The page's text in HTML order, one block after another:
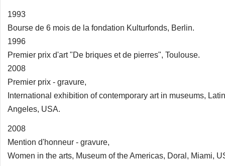
1993
Bourse de 6 mois de la fondation Kulturfonds, Berlin.
1996
Premier prix d'art "De briques et de pierres", Toulouse.
2008
Premier prix - gravure,
International exhibition of contemporary art in museums,
Angeles, USA.
2008
Mention d'honneur - gravure,
Women in the arts, Museum of the Americas, Doral, Miami,